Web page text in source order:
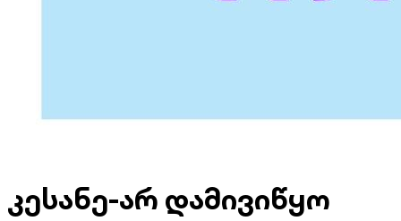
კესანე-არ დამივიწყო